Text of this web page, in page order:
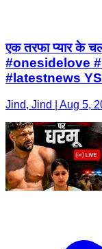
एक तरफा प्यार के
#onesidelove
#latestnews
Jind, Jind | Aug 5,